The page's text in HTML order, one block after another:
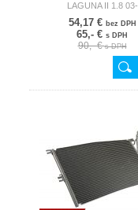
LAGUNA II 1.8 03-
54,17 € bez DPH
65,- € s DPH
90,- €s DPH